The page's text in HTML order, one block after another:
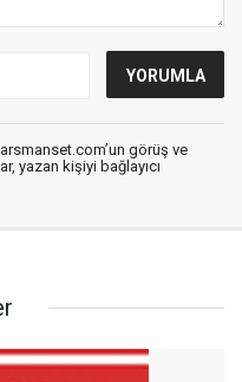
görüş ve
yazan kişiyi bağlayıcı